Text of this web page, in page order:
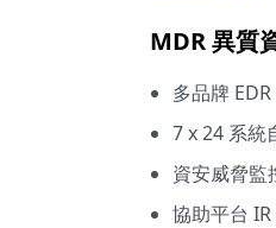
MDR 異質
多品牌
7 x 24 系統
資安威脅監
協助平台